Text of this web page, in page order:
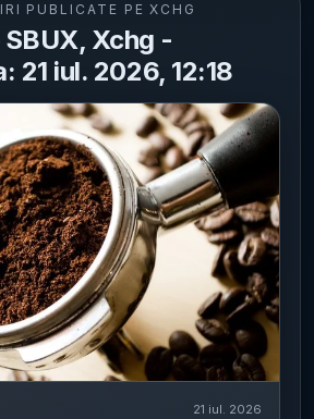
PUBLICATE PE XCHG
Xchg -
21 iul. 2026, 12:18
21 iul. 2026